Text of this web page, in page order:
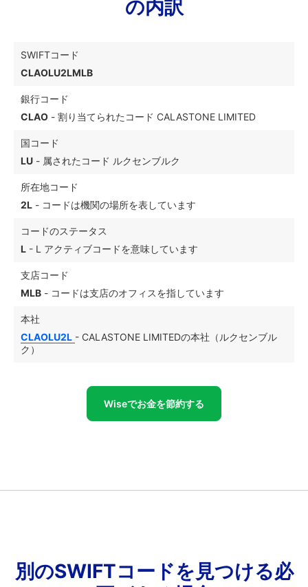
の内訳
SWIFTコード
CLAOLU2LMLB
銀行コード
CLAO - 割り当てられたコード CALASTONE LIMITED
国コード
LU - 属されたコード ルクセンブルク
所在地コード
2L - コードは機関の場所を表しています
コードのステータス
L - L アクティブコードを意味しています
支店コード
MLB - コードは支店のオフィスを指しています
本社
CLAOLU2L - CALASTONE LIMITEDの本社（ルクセンブル
ク）
Wiseでお金を節約する
別のSWIFTコードを見つける必